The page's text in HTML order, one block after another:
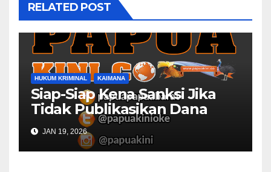
RELATED POST
HUKUM KRIMINAL KAIMANA
Siap-Siap Kena Sanksi Jika
Tidak Publikasikan Dana
Desa
JAN 19, 2026